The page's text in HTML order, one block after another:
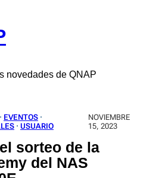
novedades de QNAP
· EVENTOS
· USUARIO
NOVIEMBRE
15, 2023
sorteo de la
del NAS